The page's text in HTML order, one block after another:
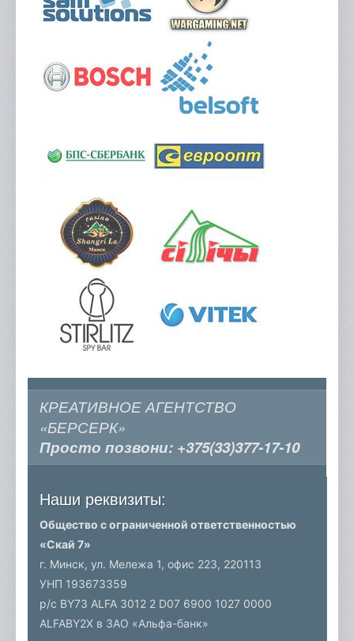
КРЕАТИВНОЕ АГЕНТСТВО
«БЕРСЕРК»
Просто позвони: +375(33)377-17-10
Наши реквизиты:
Общество с ограниченной ответственностью
«Скай 7»
г. Минск, ул. Мележа 1, офис 223, 220113
УНП 193673359
р/c BY73 ALFA 3012 2 D07 6900 1027 0000
ALFABY2X в ЗАО «Альфа-банк»